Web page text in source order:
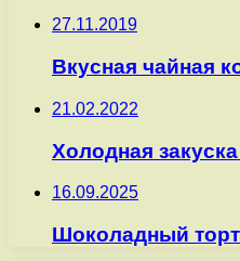
27.11.2019
Вкусная чайная
21.02.2022
Холодная
16.09.2025
Шоколадный